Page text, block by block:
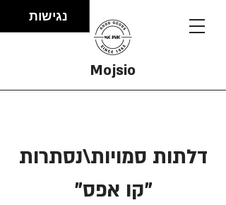
Mojsio
דלתות סמויות\נסתרות
"קו אפס"
נגישות